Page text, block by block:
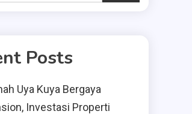
Posts
Uya Kuya Bergaya
Investasi Properti